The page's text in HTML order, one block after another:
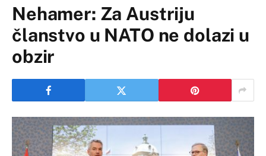
Nehamer: Za Austriju
članstvo u NATO ne dolazi u
obzir